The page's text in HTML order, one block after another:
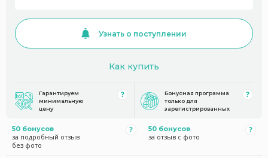
Узнать о поступлении
Как купить
Гарантируем
минимальную
цену
Бонусная программа
только для
зарегистрированных
50 бонусов
за подробный отзыв
без фото
50 бонусов
за отзыв с фото